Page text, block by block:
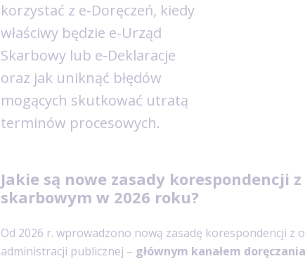
korzystać z e-Doręczeń, kiedy
właściwy będzie e-Urząd
Skarbowy lub e-Deklaracje
oraz jak uniknąć błędów
mogących skutkować utratą
terminów procesowych.
Jakie są nowe zasady korespondencji
skarbowym w 2026 roku?
Od 2026 r. wprowadzono nową zasadę korespondencji z
administracji publicznej – głównym kanałem